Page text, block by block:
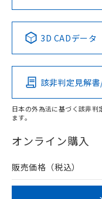
Pb Hg
O
在庫等で未対応品が
問い合わせください。
3D CADデータ
該非判定見解
日本の外為法に基づく該非判
ます。
オンライン購入
販売価格（税込）